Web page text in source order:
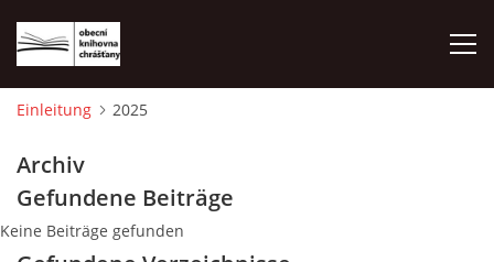
FOTOALBUM
Einleitung 2025
Archiv
Gefundene Beiträge
Keine Beiträge gefunden